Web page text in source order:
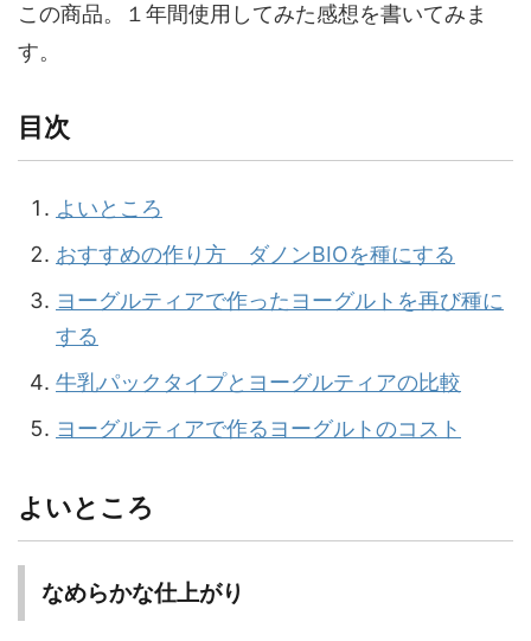
この商品。１年間使用してみた感想を書いてみま
す。
目次
よいところ
おすすめの作り方 ダノンBIOを種にする
ヨーグルティアで作ったヨーグルトを再び種に
する
牛乳パックタイプとヨーグルティアの比較
ヨーグルティアで作るヨーグルトのコスト
よいところ
なめらかな仕上がり